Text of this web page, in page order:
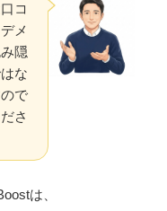
コ
メ
隠
な
で
さ
は、